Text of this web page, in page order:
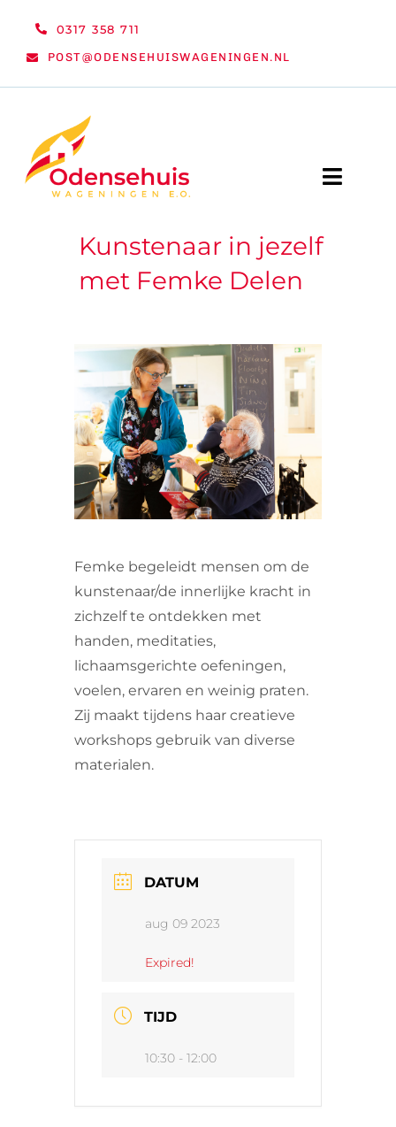
0317 358 711
POST@ODENSEHUISWAGENINGEN.NL
Toggle
WELKOM
ORGANISATIE
VRIJWILLIGERS & STAGIAIRES
CONTACT
Kunstenaar in jezelf
met Femke Delen
Femke begeleidt mensen om de
kunstenaar/de innerlijke kracht in
zichzelf te ontdekken met
handen, meditaties,
lichaamsgerichte oefeningen,
voelen, ervaren en weinig praten.
Zij maakt tijdens haar creatieve
workshops gebruik van diverse
materialen.
DATUM
aug 09 2023
Expired!
TIJD
10:30 - 12:00